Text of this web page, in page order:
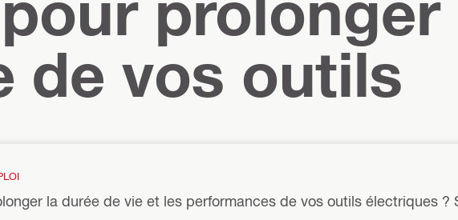
de vos outils
la durée de vie et les performances de vos outils électriques ?